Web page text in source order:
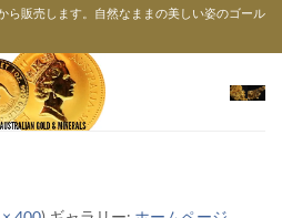
ら販売します。自然なままの美しい姿のゴール